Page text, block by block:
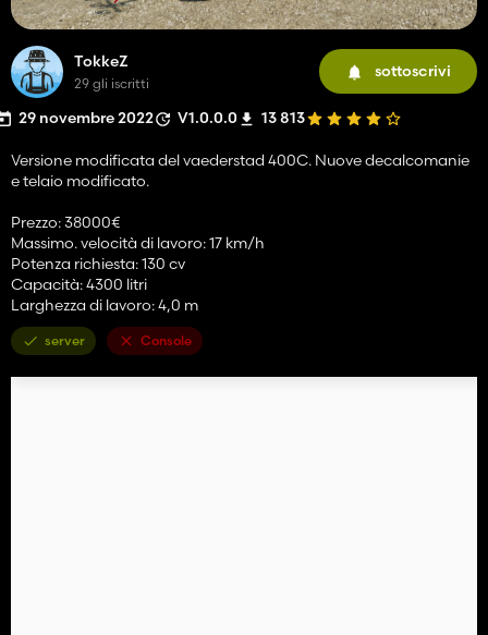
TokkeZ
29 gli iscritti
sottoscrivi
29 novembre 2022 V1.0.0.0 13 813
Versione modificata del vaederstad 400C. Nuove decalcomanie
e telaio modificato.
Prezzo: 38000€
Massimo. velocità di lavoro: 17 km/h
Potenza richiesta: 130 cv
Capacità: 4300 litri
Larghezza di lavoro: 4,0 m
server Console